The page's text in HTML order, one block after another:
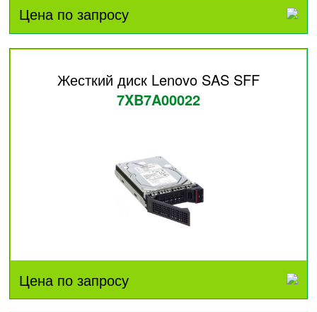
Цена по запросу
Жесткий диск Lenovo SAS SFF
7XB7A00022
Цена по запросу